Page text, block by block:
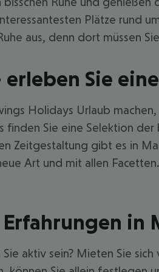
Plätze rund
aus, denn dort müssen
Sie
Holidays Urlaub
finden Sie eine Selektion
Zeitgestaltung gibt es in
Art und mit allen
in
aktiv sein? Mieten Sie